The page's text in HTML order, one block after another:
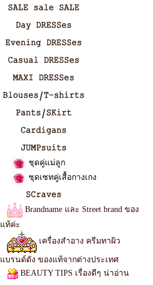
ชุดคู่แม่ลูก
ชุดเซทคู่เสื้อกางเกง
Brandname และ Street brand ของ
แท้ค่ะ
เครื่องสำอาง ครีมทาผิว
แบรนด์ดัง ของแท้จากต่างประเทศ
BEAUTY TIPS เรื่องดีๆ น่าอ่าน